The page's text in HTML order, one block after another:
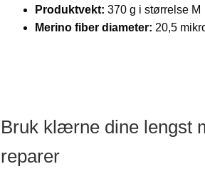
Produktvekt: 370 g i størrelse M
Merino fiber diameter: 20,5
Bruk klærne dine lengst
reparer